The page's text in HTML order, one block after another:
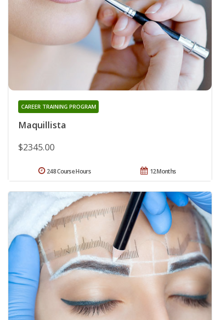
Maquillista
CAREER TRAINING PROGRAM
$2345.00
12 Months
248 Course Hours